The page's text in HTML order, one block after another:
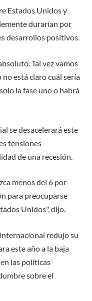
Estados Unidos y
durarían por
desarrollos positivos.
Tal vez vamos
está claro cuál sería
la fase uno o habrá
se desacelerará este
tensiones
de una recesión.
menos del 6 por
para preocuparse
Unidos", dijo.
redujo su
este año a la baja
las políticas
sobre el